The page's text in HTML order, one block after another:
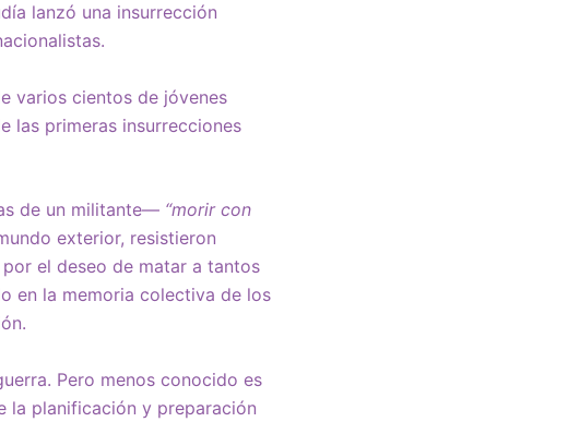
lanzó una insurrección
varios cientos de jóvenes
las primeras insurrecciones
de un militante— “morir con
exterior, resistieron
el deseo de matar a tantos
en la memoria colectiva de los
Pero menos conocido es
la planificación y preparación